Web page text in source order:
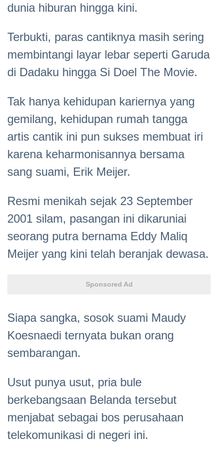
dunia hiburan hingga kini.
Terbukti, paras cantiknya masih sering
membintangi layar lebar seperti Garuda
di Dadaku hingga Si Doel The Movie.
Tak hanya kehidupan kariernya yang
gemilang, kehidupan rumah tangga
artis cantik ini pun sukses membuat iri
karena keharmonisannya bersama
sang suami, Erik Meijer.
Resmi menikah sejak 23 September
2001 silam, pasangan ini dikaruniai
seorang putra bernama Eddy Maliq
Meijer yang kini telah beranjak dewasa.
Sponsored Ad
Siapa sangka, sosok suami Maudy
Koesnaedi ternyata bukan orang
sembarangan.
Usut punya usut, pria bule
berkebangsaan Belanda tersebut
menjabat sebagai bos perusahaan
telekomunikasi di negeri ini.